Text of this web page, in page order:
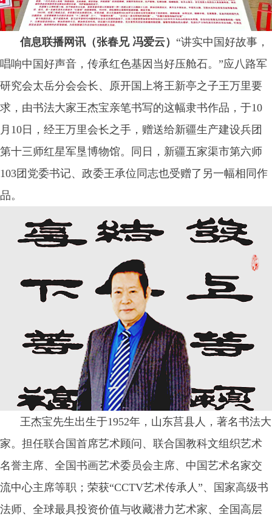
信息联播网讯（张春兄 冯爱云） “讲实中国好故事，
唱响中国好声音，传承红色基因当好压舱石。”应八路军
研究会太岳分会会长、原开国上将王新亭之子王万里要
求，由书法大家王杰宝亲笔书写的这幅隶书作品，于10
月10日，经王万里会长之手，赠送给新疆生产建设兵团
第十三师红星军垦博物馆。同日，新疆五家渠市第六师
103团党委书记、政委王承位同志也受赠了另一幅相同作
品。
王杰宝先生出生于1952年，山东莒县人，著名书法大
家。担任联合国首席艺术顾问、联合国教科文组织艺术
名誉主席、全国书画艺术委员会主席、中国艺术名家交
流中心主席等职；荣获“CCTV艺术传承人”、国家高级书
法师、全球最具投资价值与收藏潜力艺术家、全国高层